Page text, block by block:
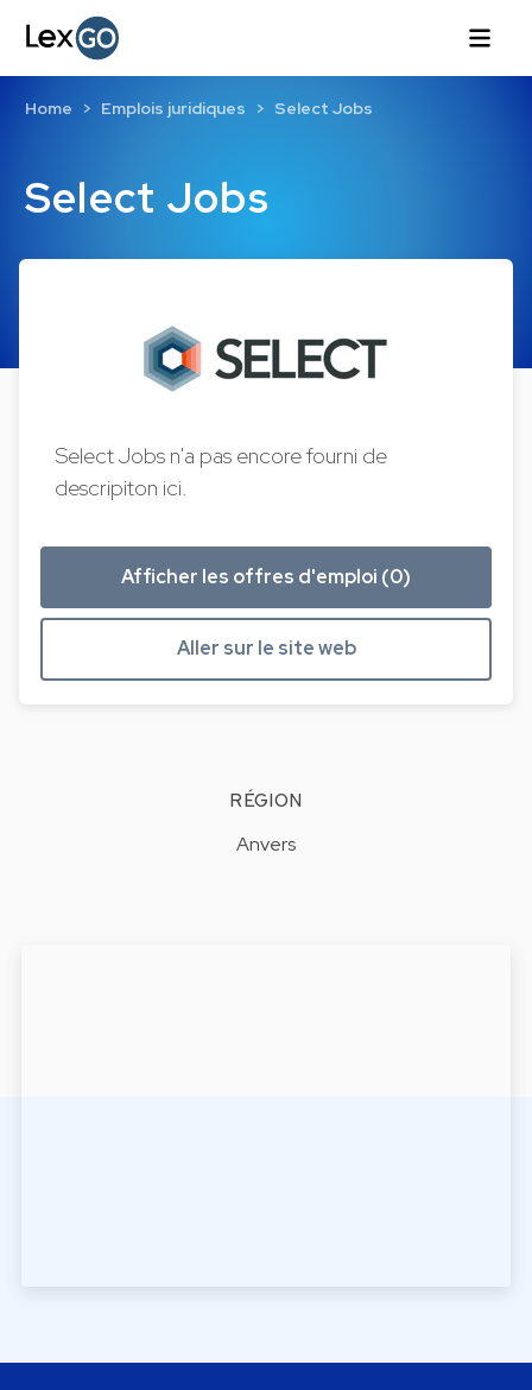
Select Jobs
Home Emplois juridiques Select Jobs
Select Jobs n'a pas encore fourni de
descripiton ici.
Afficher les offres d'emploi (0)
Aller sur le site web
RÉGION
Anvers